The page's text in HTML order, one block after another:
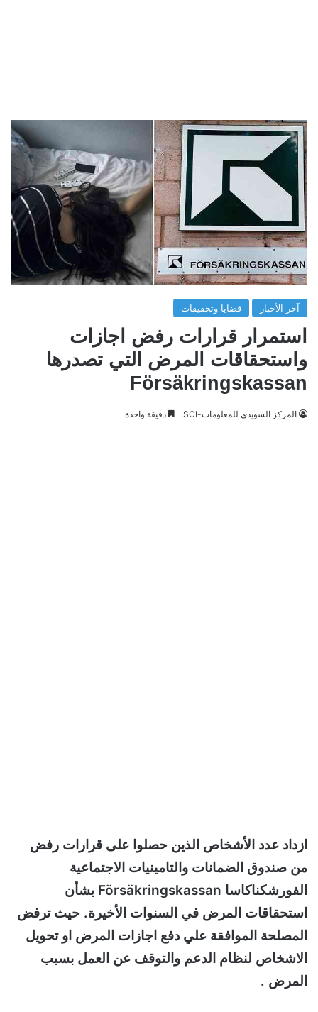
آخر الأخبار قضايا وتحقيقات
استمرار قرارات رفض اجازات
واستحقاقات المرض التي تصدرها
Försäkringskassan
المركز السويدي للمعلومات-SCI دقيقة واحدة
ازداد عدد الأشخاص الذين حصلوا على قرارات رفض
من صندوق الضمانات والتامينيات الاجتماعية
الفورشكناكاسا Försäkringskassan بشأن
استحقاقات المرض في السنوات الأخيرة. حيث ترفض
المصلحة الموافقة علي دفع اجازات المرض او تحويل
الاشخاص لنظام الدعم والتوقف عن العمل بسبب
المرض .